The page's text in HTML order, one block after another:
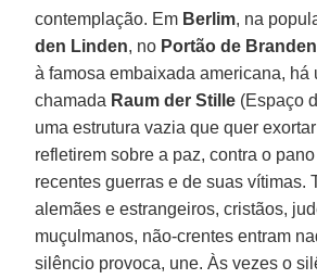
contemplação. Em Berlim, na
den Linden, no Portão de
à famosa embaixada americana, há
chamada Raum der Stille (Espaço
uma estrutura vazia que quer
refletirem sobre a paz, contra o
recentes guerras e de suas vítimas.
alemães e estrangeiros, cristãos,
muçulmanos, não-crentes entram
silêncio provoca, une. Às vezes o